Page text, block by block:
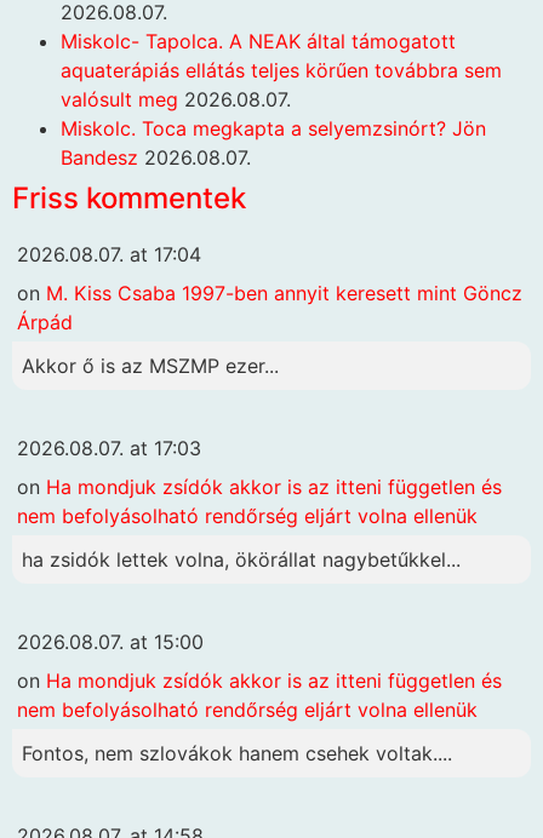
2026.08.07.
Miskolc- Tapolca. A NEAK által támogatott
aquaterápiás ellátás teljes körűen továbbra sem
valósult meg 2026.08.07.
Miskolc. Toca megkapta a selyemzsinórt? Jön
Bandesz 2026.08.07.
Friss kommentek
2026.08.07. at 17:04
on M. Kiss Csaba 1997-ben annyit keresett mint Göncz
Árpád
Akkor ő is az MSZMP ezer...
2026.08.07. at 17:03
on Ha mondjuk zsídók akkor is az itteni független és
nem befolyásolható rendőrség eljárt volna ellenük
ha zsidók lettek volna, ökörállat nagybetűkkel...
2026.08.07. at 15:00
on Ha mondjuk zsídók akkor is az itteni független és
nem befolyásolható rendőrség eljárt volna ellenük
Fontos, nem szlovákok hanem csehek voltak....